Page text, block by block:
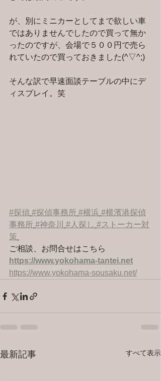
が、別にミニカーとしてまで欲しい車
ではありませんでしたので買って無か
ったのですが、会場で５００円で売ら
れていたので買っておきました(^▽^;)
そんな訳で早速面談テーブルの中にデ
ィスプレイ。笑
#探偵 #探偵事務所 #横浜 #横濱港探偵
事務所 #神奈川 #人探し #ストーカー対
策
ご相談、お問合せはこちら
https://www.yokohama-tantei.net
https://www.yokohama-sousaku.net/
最新記事 すべて表示